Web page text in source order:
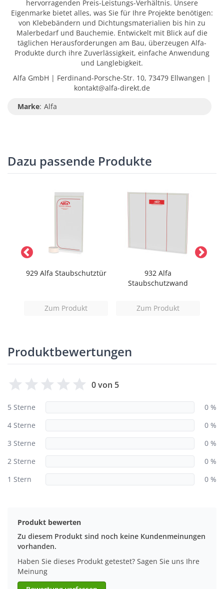
hervorragenden Preis-Leistungs-Verhältnis. Unsere
Eigenmarke bietet alles, was Sie für Ihre Projekte benötigen:
von Klebebändern und Dichtungsmaterialien bis hin zu
Malerbedarf und Bauchemie. Entwickelt mit Blick auf die
täglichen Herausforderungen am Bau, überzeugen Alfa-
Produkte durch ihre Zuverlässigkeit, einfache Anwendung
und Langlebigkeit.
Alfa GmbH | Ferdinand-Porsche-Str. 10, 73479 Ellwangen |
kontakt@alfa-direkt.de
Marke: Alfa
Dazu passende Produkte
929 Alfa Staubschutztür
Zum Produkt
932 Alfa
Staubschutzwand
Zum Produkt
Produktbewertungen
0 von 5
5 Sterne
0 %
4 Sterne
0 %
3 Sterne
0 %
2 Sterne
0 %
1 Stern
0 %
Produkt bewerten
Zu diesem Produkt sind noch keine Kundenmeinungen
vorhanden.
Haben Sie dieses Produkt getestet? Sagen Sie uns Ihre
Meinung